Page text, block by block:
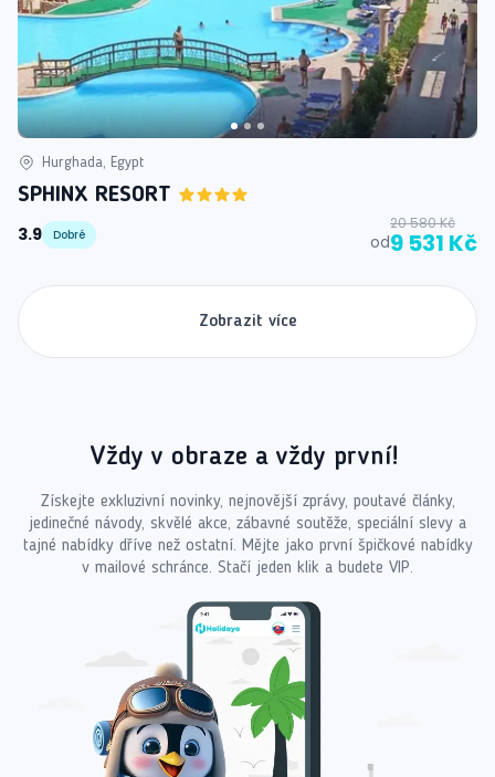
Hurghada, Egypt
SPHINX RESORT
3.9
Dobré od
20 580 Kč
9 531 Kč
Zobrazit více
Vždy v obraze a vždy první!
Získejte exkluzivní novinky, nejnovější zprávy, poutavé články,
jedinečné návody, skvělé akce, zábavné soutěže, speciální slevy a
tajné nabídky dříve než ostatní. Mějte jako první špičkové nabídky
v mailové schránce. Stačí jeden klik a budete VIP.